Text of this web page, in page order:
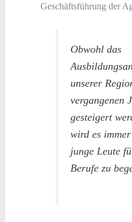
Geschäftsführung der
Obwohl das
unserer
vergangenen
gesteigert
wird es
junge Leute
Berufe zu